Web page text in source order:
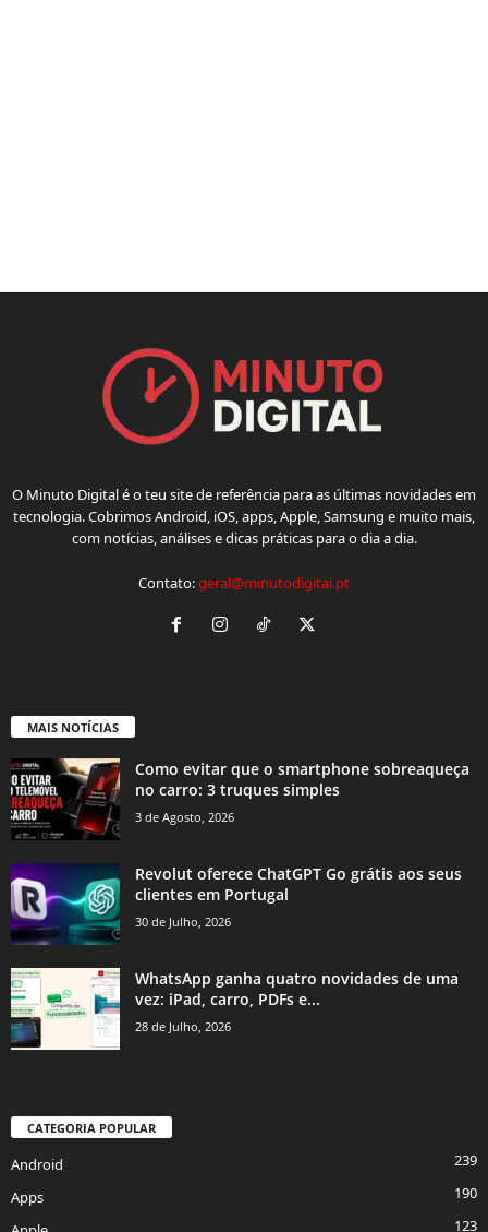
O Minuto Digital é o teu site de referência para as últimas novidades em
tecnologia. Cobrimos Android, iOS, apps, Apple, Samsung e muito mais,
com notícias, análises e dicas práticas para o dia a dia.
Contato:geral@minutodigital.pt
MAIS NOTÍCIAS
Como evitar que o smartphone sobreaqueça
no carro: 3 truques simples
3 de Agosto, 2026
Revolut oferece ChatGPT Go grátis aos seus
clientes em Portugal
30 de Julho, 2026
WhatsApp ganha quatro novidades de uma
vez: iPad, carro, PDFs e...
28 de Julho, 2026
CATEGORIA POPULAR
Android
239
Apps
190
123